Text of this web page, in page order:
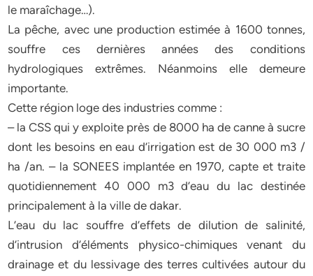
le maraîchage…).
La pêche, avec une production estimée à 1600 tonnes,
souffre ces dernières années des conditions
hydrologiques extrêmes. Néanmoins elle demeure
importante.
Cette région loge des industries comme :
– la CSS qui y exploite près de 8000 ha de canne à sucre
dont les besoins en eau d’irrigation est de 30 000 m3 /
ha /an. – la SONEES implantée en 1970, capte et traite
quotidiennement 40 000 m3 d’eau du lac destinée
principalement à la ville de dakar.
L’eau du lac souffre d’effets de dilution de salinité,
d’intrusion d’éléments physico-chimiques venant du
drainage et du lessivage des terres cultivées autour du